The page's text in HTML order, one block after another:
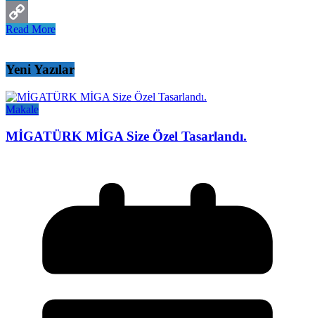
LinkedIn
Copy
Read More
Yeni Yazılar
Makale
MİGATÜRK MİGA Size Özel Tasarlandı.